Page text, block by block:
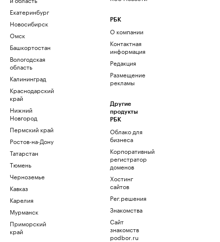
Екатеринбург
Новосибирск
Омск
Башкортостан
Вологодская
область
Калининград
Краснодарский
край
Нижний
Новгород
Пермский край
Ростов-на-Дону
Татарстан
Тюмень
Черноземье
Кавказ
Карелия
Мурманск
Приморский
край
РБК
О компании
Контактная
информация
Редакция
Размещение
рекламы
Другие
продукты
РБК
Облако для
бизнеса
Корпоративный
регистратор
доменов
Хостинг
сайтов
Рег.решения
Знакомства
Сайт
знакомств
podbor.ru